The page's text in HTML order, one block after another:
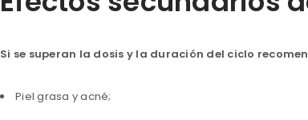
Si se superan la dosis y la duración del ciclo
Piel grasa y acné;